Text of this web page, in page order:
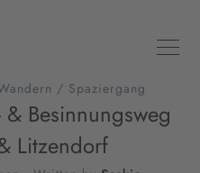
/ Spaziergang
Besinnungsweg
Litzendorf